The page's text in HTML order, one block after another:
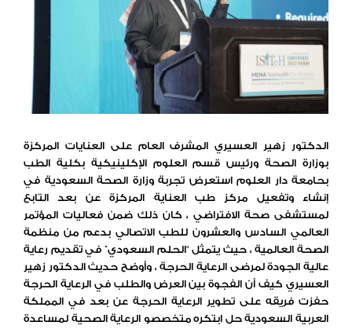
الدكتور زهير العسيري المشرف العام على العنايات المركزة
بوزارة الصحة ورئيس قسم العلوم الإكلينيكية بكلية الطب
بحامعة دار العلوم استعرض تجربة وزارة الصحة السعودية في
إنشاء وتفعيل مركز طب العناية المركزة عن بعد التابع
لمستشفى صحة الافتراضي ، كان ذلك ضمن فعاليات المؤتمر
العالمي السادس والعشرون للطب الاتصالي بدعم من منظمة
الصحة العالمية ، حيث يتمثل “الحلم السعودي” في تقديم رعاية
عالية الجودة لمرضى الرعاية الحرجة ، وأوضح حديث الدكتور زهير
العسيري كيف أن الفجوة بين العرض والطلب في الرعاية الحرجة
حفزت فريقه على تطوير الرعاية الحرجة عن بعد في المملكة
العربية السعودية حل ابتكره متخصصو الرعاية الصحية لمساعدة